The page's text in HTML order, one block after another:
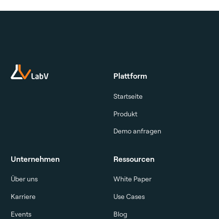
Plattform
Startseite
Produkt
Demo anfragen
Unternehmen
Über uns
Karriere
Events
Ressourcen
White Paper
Use Cases
Blog